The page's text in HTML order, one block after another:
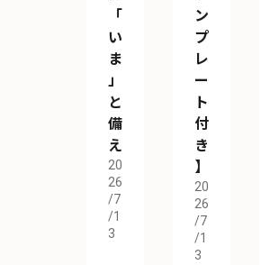
「
い
ま
」
と
備
え
20
26
/7
/1
3
ン
プ
レ
ー
ト
付
き
】
20
26
/7
/1
3